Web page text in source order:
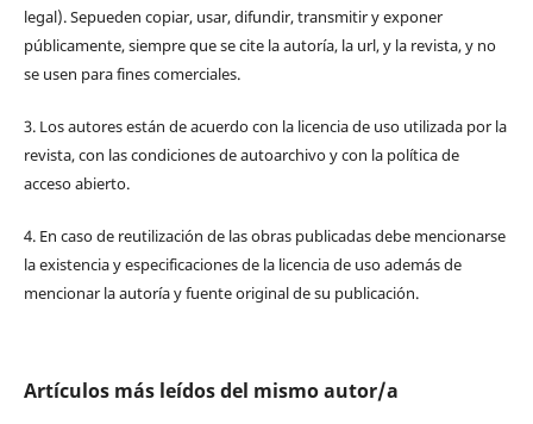
legal). Sepueden copiar, usar, difundir, transmitir y exponer
públicamente, siempre que se cite la autoría, la url, y la revista, y no
se usen para fines comerciales.
3. Los autores están de acuerdo con la licencia de uso utilizada por la
revista, con las condiciones de autoarchivo y con la política de
acceso abierto.
4. En caso de reutilización de las obras publicadas debe mencionarse
la existencia y especificaciones de la licencia de uso además de
mencionar la autoría y fuente original de su publicación.
Artículos más leídos del mismo autor/a